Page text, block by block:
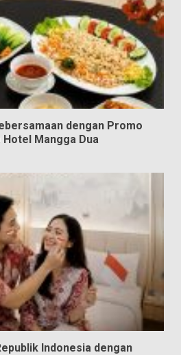
dengan Promo
Hotel Mangga Dua
Indonesia dengan